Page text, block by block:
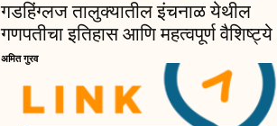
गडहिंग्लज तालुक्यातील इंचनाळ येथील
गणपतीचा इतिहास आणि महत्वपूर्ण वैशिष्ट्ये
अमित गुरव